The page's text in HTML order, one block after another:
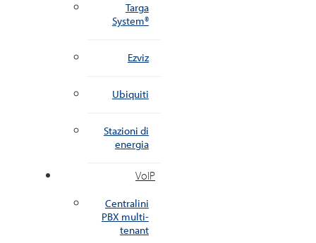
Targa
System®
Ezviz
Ubiquiti
Stazioni di
energia
VoIP
Centralini
PBX multi-
tenant